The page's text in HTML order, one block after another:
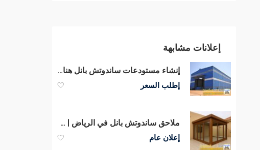
إعلانات مشابهة
إنشاء مستودعات ساندوتش بانل هناجر في الرياض | 0551033861
إطلب السعر
ملاحق ساندوتش بانل في الرياض | مقاول بناء وتركيب سندوتش بنل 0551033861
إعلان عام